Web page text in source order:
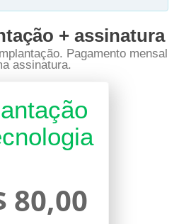
+ assinatura
Pagamento mensal
assinatura.
80,00